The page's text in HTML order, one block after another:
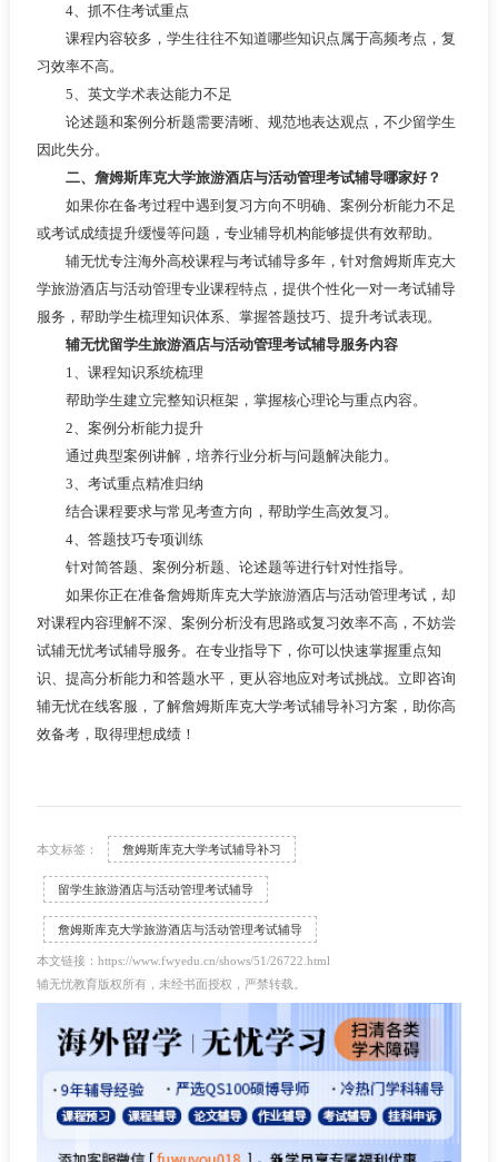
4、抓不住考试重点
课程内容较多，学生往往不知道哪些知识点属于高频考点，复
习效率不高。
5、英文学术表达能力不足
论述题和案例分析题需要清晰、规范地表达观点，不少留学生
因此失分。
二、詹姆斯库克大学旅游酒店与活动管理考试辅导哪家好？
如果你在备考过程中遇到复习方向不明确、案例分析能力不足
或考试成绩提升缓慢等问题，专业辅导机构能够提供有效帮助。
辅无忧专注海外高校课程与考试辅导多年，针对詹姆斯库克大
学旅游酒店与活动管理专业课程特点，提供个性化一对一考试辅导
服务，帮助学生梳理知识体系、掌握答题技巧、提升考试表现。
辅无忧留学生旅游酒店与活动管理考试辅导服务内容
1、课程知识系统梳理
帮助学生建立完整知识框架，掌握核心理论与重点内容。
2、案例分析能力提升
通过典型案例讲解，培养行业分析与问题解决能力。
3、考试重点精准归纳
结合课程要求与常见考查方向，帮助学生高效复习。
4、答题技巧专项训练
针对简答题、案例分析题、论述题等进行针对性指导。
如果你正在准备詹姆斯库克大学旅游酒店与活动管理考试，却
对课程内容理解不深、案例分析没有思路或复习效率不高，不妨尝
试辅无忧考试辅导服务。在专业指导下，你可以快速掌握重点知
识、提高分析能力和答题水平，更从容地应对考试挑战。立即咨询
辅无忧在线客服，了解詹姆斯库克大学考试辅导补习方案，助你高
效备考，取得理想成绩！
本文标签： 詹姆斯库克大学考试辅导补习
留学生旅游酒店与活动管理考试辅导
詹姆斯库克大学旅游酒店与活动管理考试辅导
本文链接：https://www.fwyedu.cn/shows/51/26722.html
辅无忧教育版权所有，未经书面授权，严禁转载。